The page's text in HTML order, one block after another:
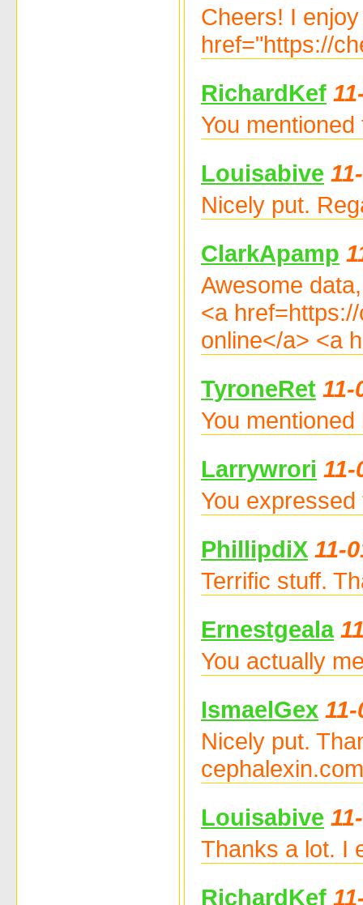
Cheers! I
href="https://
RichardKef
You
Louisabive
Nicely put.
ClarkApamp
Awesome
<a
online</a> <a
TyroneRet 11-
You
Larrywrori 11-
You
PhillipdiX 11-
Terrific stuff.
Ernestgeala
You actually
IsmaelGex
Nicely put.
Louisabive
Thanks a lot. I
RichardKef